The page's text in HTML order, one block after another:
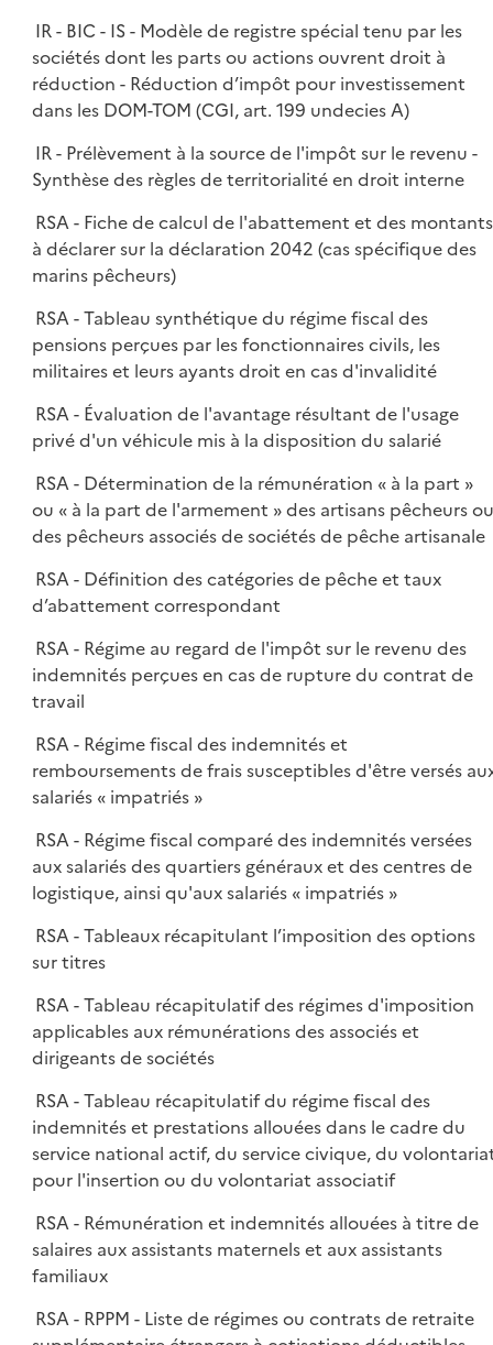
IR - BIC - IS - Modèle de registre spécial tenu par les
sociétés dont les parts ou actions ouvrent droit à
réduction - Réduction d’impôt pour investissement
dans les DOM-TOM (CGI, art. 199 undecies A)
IR - Prélèvement à la source de l'impôt sur le revenu -
Synthèse des règles de territorialité en droit interne
RSA - Fiche de calcul de l'abattement et des montants
à déclarer sur la déclaration 2042 (cas spécifique des
marins pêcheurs)
RSA - Tableau synthétique du régime fiscal des
pensions perçues par les fonctionnaires civils, les
militaires et leurs ayants droit en cas d'invalidité
RSA - Évaluation de l'avantage résultant de l'usage
privé d'un véhicule mis à la disposition du salarié
RSA - Détermination de la rémunération « à la part »
ou « à la part de l'armement » des artisans pêcheurs ou
des pêcheurs associés de sociétés de pêche artisanale
RSA - Définition des catégories de pêche et taux
d’abattement correspondant
RSA - Régime au regard de l'impôt sur le revenu des
indemnités perçues en cas de rupture du contrat de
travail
RSA - Régime fiscal des indemnités et
remboursements de frais susceptibles d'être versés
salariés « impatriés »
RSA - Régime fiscal comparé des indemnités versées
aux salariés des quartiers généraux et des centres de
logistique, ainsi qu'aux salariés « impatriés »
RSA - Tableaux récapitulant l’imposition des options
sur titres
RSA - Tableau récapitulatif des régimes d'imposition
applicables aux rémunérations des associés et
dirigeants de sociétés
RSA - Tableau récapitulatif du régime fiscal des
indemnités et prestations allouées dans le cadre du
service national actif, du service civique, du
pour l'insertion ou du volontariat associatif
RSA - Rémunération et indemnités allouées à titre de
salaires aux assistants maternels et aux assistants
familiaux
RSA - RPPM - Liste de régimes ou contrats de retraite